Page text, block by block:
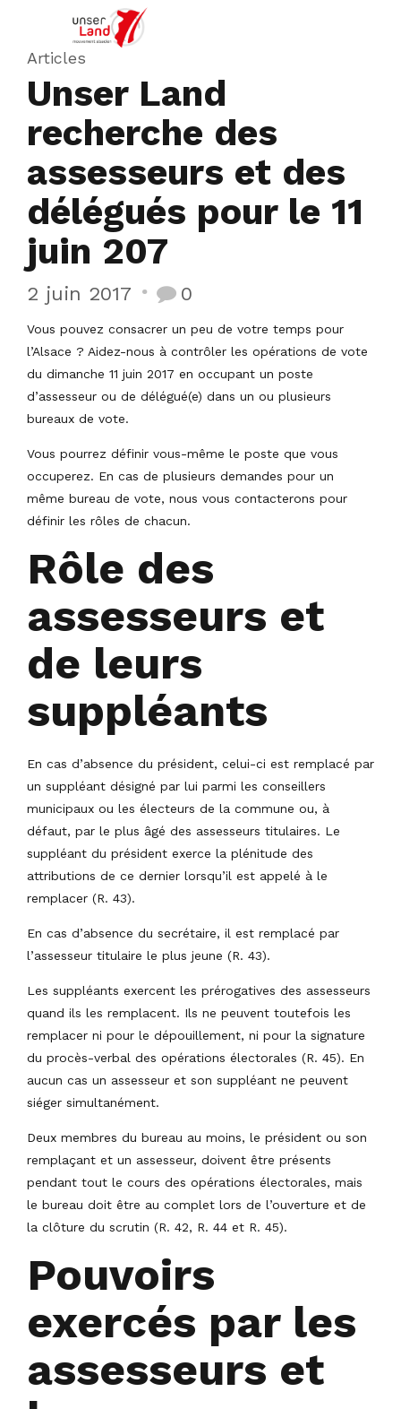
Articles
Unser Land
recherche des
assesseurs et des
délégués pour le 11
juin 207
2 juin 2017 0
Vous pouvez consacrer un peu de votre temps pour
l’Alsace ? Aidez-nous à contrôler les opérations de vote
du dimanche 11 juin 2017 en occupant un poste
d’assesseur ou de délégué(e) dans un ou plusieurs
bureaux de vote.
Vous pourrez définir vous-même le poste que vous
occuperez. En cas de plusieurs demandes pour un
même bureau de vote, nous vous contacterons pour
définir les rôles de chacun.
Rôle des
assesseurs et
de leurs
suppléants
En cas d’absence du président, celui-ci est remplacé par
un suppléant désigné par lui parmi les conseillers
municipaux ou les électeurs de la commune ou, à
défaut, par le plus âgé des assesseurs titulaires. Le
suppléant du président exerce la plénitude des
attributions de ce dernier lorsqu’il est appelé à le
remplacer (R. 43).
En cas d’absence du secrétaire, il est remplacé par
l’assesseur titulaire le plus jeune (R. 43).
Les suppléants exercent les prérogatives des assesseurs
quand ils les remplacent. Ils ne peuvent toutefois les
remplacer ni pour le dépouillement, ni pour la signature
du procès-verbal des opérations électorales (R. 45). En
aucun cas un assesseur et son suppléant ne peuvent
siéger simultanément.
Deux membres du bureau au moins, le président ou son
remplaçant et un assesseur, doivent être présents
pendant tout le cours des opérations électorales, mais
le bureau doit être au complet lors de l’ouverture et de
la clôture du scrutin (R. 42, R. 44 et R. 45).
Pouvoirs
exercés par les
assesseurs et